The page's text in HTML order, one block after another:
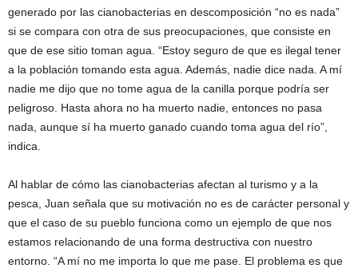
generado por las cianobacterias en descomposición “no es nada”
si se compara con otra de sus preocupaciones, que consiste en
que de ese sitio toman agua. “Estoy seguro de que es ilegal tener
a la población tomando esta agua. Además, nadie dice nada. A mí
nadie me dijo que no tome agua de la canilla porque podría ser
peligroso. Hasta ahora no ha muerto nadie, entonces no pasa
nada, aunque sí ha muerto ganado cuando toma agua del río”,
indica.
Al hablar de cómo las cianobacterias afectan al turismo y a la
pesca, Juan señala que su motivación no es de carácter personal y
que el caso de su pueblo funciona como un ejemplo de que nos
estamos relacionando de una forma destructiva con nuestro
entorno. “A mí no me importa lo que me pase. El problema es que